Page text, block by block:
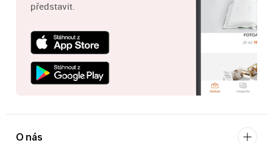
představit.
O nás